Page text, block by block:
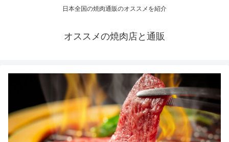
日本全国の焼肉通販のオススメを紹介
オススメの焼肉店と通販